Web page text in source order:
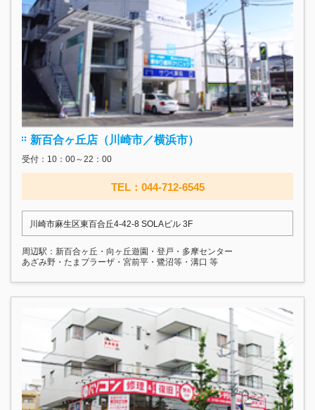
新百合ヶ丘店（川崎市／横浜市）
受付：10：00～22：00
TEL：044-712-6545
川崎市麻生区東百合丘4-42-8 SOLAビル 3F
周辺駅：新百合ヶ丘・向ヶ丘遊園・登戸・多摩センター
あざみ野・たまプラーザ・宮前平・鷺沼等・溝口 等